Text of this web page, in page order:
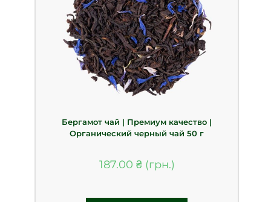
Бергамот чай | Премиум качество |
Органический черный чай 50 г
187.00 ₴